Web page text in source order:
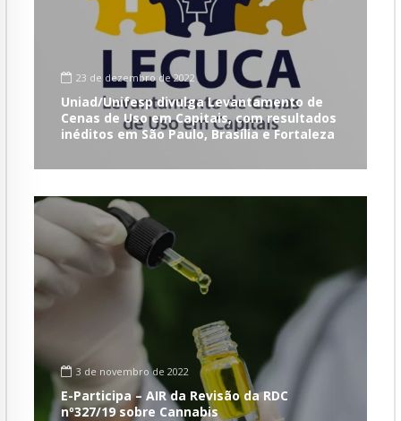
23 de dezembro de 2022
Uniad/Unifesp divulga Levantamento de
Cenas de Uso em Capitais, com resultados
inéditos em São Paulo, Brasília e Fortaleza
3 de novembro de 2022
E-Participa – AIR da Revisão da RDC
nº327/19 sobre Cannabis